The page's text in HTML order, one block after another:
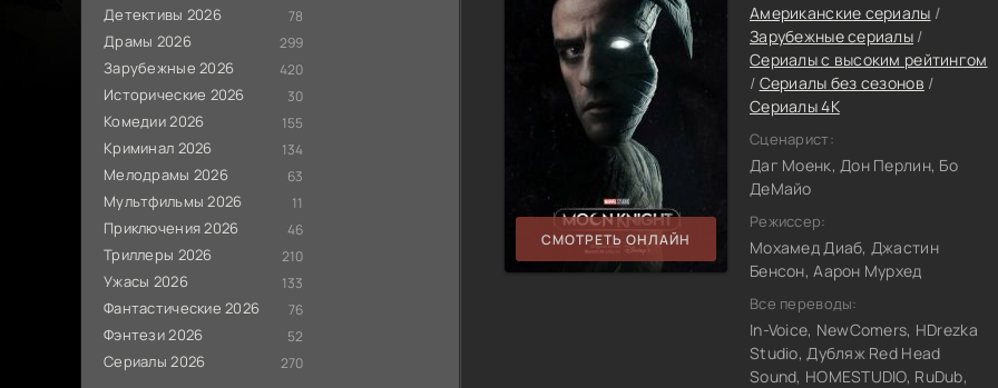
Детективы 2026 78
Драмы 2026 299
Зарубежные 2026 420
Исторические 2026 30
Комедии 2026 155
Криминал 2026 134
Мелодрамы 2026 63
Мультфильмы 2026 11
Приключения 2026 46
Триллеры 2026 210
Ужасы 2026 133
Фантастические 2026 76
Фэнтези 2026 52
Сериалы 2026 270
СМОТРЕТЬ ОНЛАЙН
Американские сериалы /
Зарубежные сериалы /
Сериалы с высоким рейтингом
/ Сериалы без сезонов /
Сериалы 4K
Сценарист:
Даг Моенк, Дон Перлин, Бо
ДеМайо
Режиссер:
Мохамед Диаб, Джастин
Бенсон, Аарон Мурхед
Все переводы:
In-Voice, NewComers, HDrezka
Studio, Дубляж Red Head
Sound, HOMESTUDIO, RuDub,